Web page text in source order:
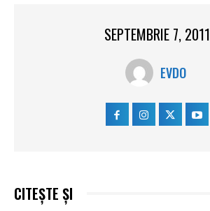
SEPTEMBRIE 7, 2011
EVDO
CITEȘTE ȘI